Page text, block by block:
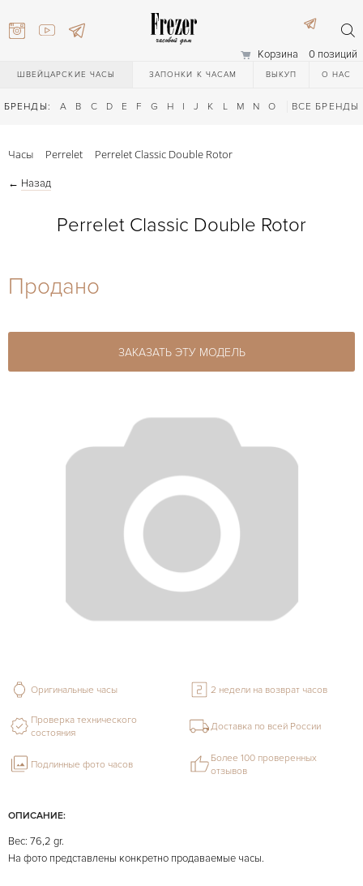
Корзина 0 позиций
ШВЕЙЦАРСКИЕ ЧАСЫ ЗАПОНКИ К ЧАСАМ ВЫКУП О НАС
БРЕНДЫ: A B C D E F G H I J K L M N O Q R S T
ВСЕ БРЕНДЫ
27-44
27-44
Часы Perrelet Perrelet Classic Double Rotor
← Назад
Perrelet Classic Double Rotor
Продано
ЗАКАЗАТЬ ЭТУ МОДЕЛЬ
ОПИСАНИЕ:
Вес: 76,2 gr.
На фото представлены конкретно продаваемые часы.
Оригинальные часы 2 недели на возврат часов
Проверка технического
состояния
Доставка по всей России
Подлинные фото часов
Более 100 проверенных
отзывов